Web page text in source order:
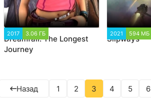
2017 3.06 ГБ
Dreamfall: The Longest
Journey
2021 594 МБ
Slipways
Назад 1 2 3 4 5 6